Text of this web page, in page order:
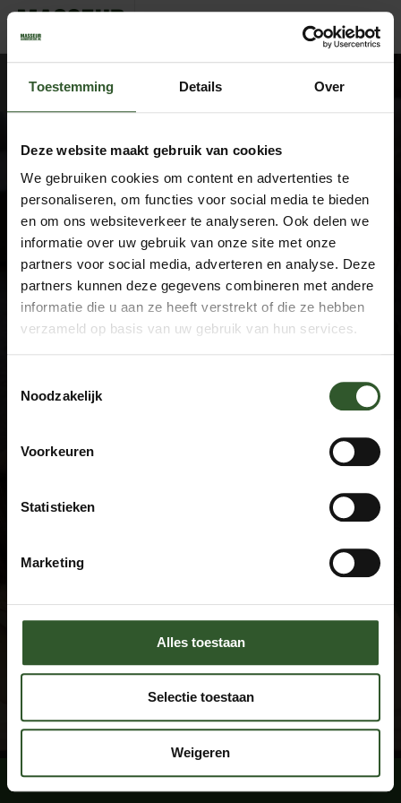
Toestemming Details Over
Deze website maakt gebruik van cookies
We gebruiken cookies om content en advertenties te
personaliseren, om functies voor social media te bieden
en om ons websiteverkeer te analyseren. Ook delen we
informatie over uw gebruik van onze site met onze
partners voor social media, adverteren en analyse. Deze
partners kunnen deze gegevens combineren met andere
informatie die u aan ze heeft verstrekt of die ze hebben
verzameld op basis van uw gebruik van hun services.
Noodzakelijk
Voorkeuren
Statistieken
Marketing
Alles toestaan
Selectie toestaan
Weigeren
By using this website, you agree with the
cookie conditions.
EricaJitze
Google Rating
4.9
Based on 743 reviews
byTrust.Reviews
Masseurs
Join as a masseur
About us
Terms and Conditions
Disclaimer
+31 (0)615674769
info@masseuraandedeur.nl
Stay connected
Facebook
Book a massage